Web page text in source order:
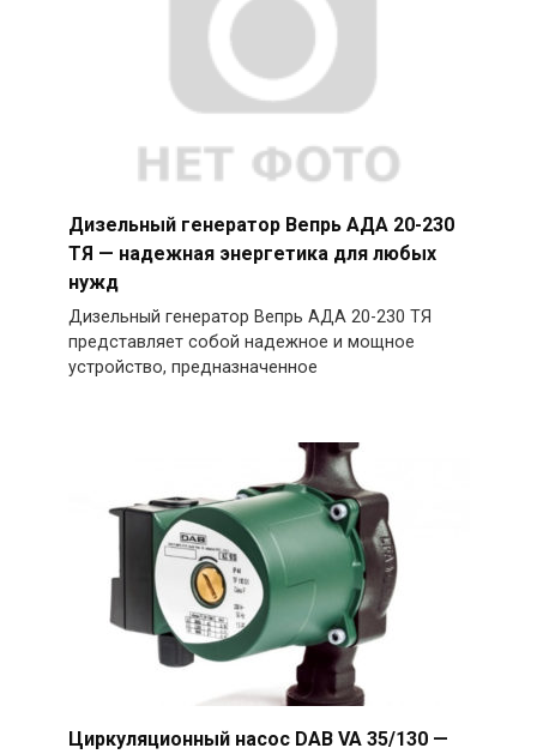
Дизельный генератор Вепрь АДА 20-230
ТЯ — надежная энергетика для любых
нужд
Дизельный генератор Вепрь АДА 20-230 ТЯ
представляет собой надежное и мощное
устройство, предназначенное
Циркуляционный насос DAB VA 35/130 —